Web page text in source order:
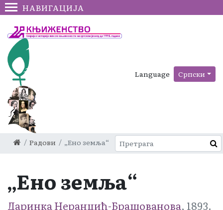
НАВИГАЦИЈА
Language Српски
Радови „Ено земља“
„Ено земља“
Даринка Неранџић-Брашованова, 1893.